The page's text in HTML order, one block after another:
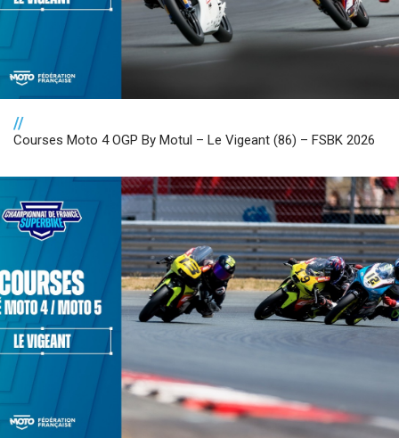
//
Courses Moto 4 OGP By Motul – Le Vigeant (86) – FSBK 2026